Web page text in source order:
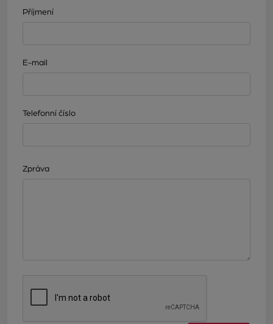
Příjmení
E-mail
Telefonní číslo
Zpráva